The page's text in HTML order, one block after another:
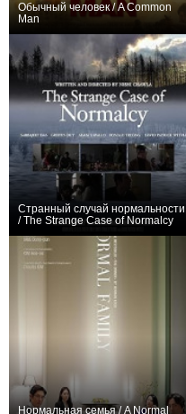
Обычный человек / A Common
Man
Странный случай нормальности
/ The Strange Case of Normalcy
Нормальная семья / A Normal